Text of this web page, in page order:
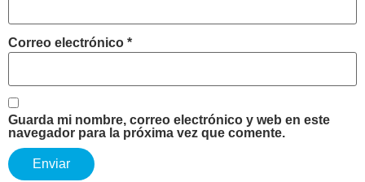
Correo electrónico *
Guarda mi nombre, correo electrónico y web en este
navegador para la próxima vez que comente.